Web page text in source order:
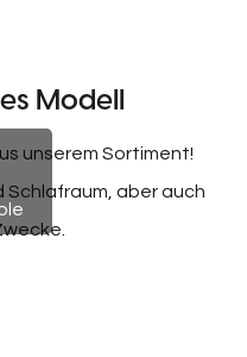
Modell
unserem Sortiment!
Schlafraum, aber auch